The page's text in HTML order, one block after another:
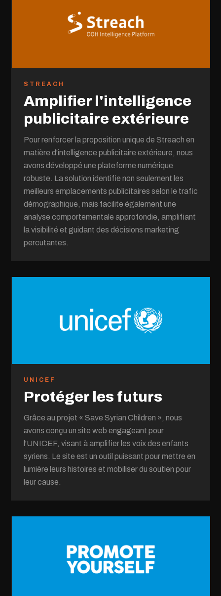
STREACH
Amplifier l'intelligence
publicitaire extérieure
Pour renforcer la proposition unique de Streach en
matière d'intelligence publicitaire extérieure, nous
avons développé une plateforme numérique
robuste. La solution identifie non seulement les
meilleurs emplacements publicitaires selon le trafic
démographique, mais facilite également une
analyse comportementale approfondie, amplifiant
la visibilité et guidant des décisions marketing
percutantes.
UNICEF
Protéger les futurs
Grâce au projet « Save Syrian Children », nous
avons conçu un site web engageant pour
l'UNICEF, visant à amplifier les voix des enfants
syriens. Le site est un outil puissant pour mettre en
lumière leurs histoires et mobiliser du soutien pour
leur cause.